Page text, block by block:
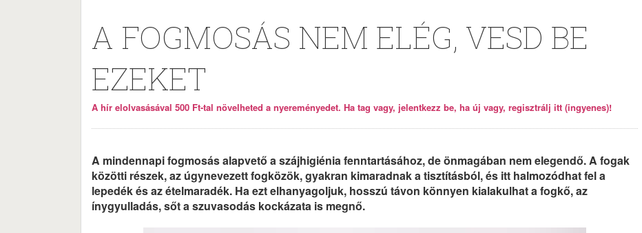
A FOGMOSÁS NEM ELÉG, VESD BE
EZEKET
A hír elolvasásával 500 Ft-tal növelheted a nyereményedet. Ha tag vagy, jelentkezz be, ha új vagy, regisztrálj itt (ingyenes)!
A mindennapi fogmosás alapvető a szájhigiénia fenntartásához, de önmagában nem elegendő. A fogak
közötti részek, az úgynevezett fogközök, gyakran kimaradnak a tisztításból, és itt halmozódhat fel a
lepedék és az ételmaradék. Ha ezt elhanyagoljuk, hosszú távon könnyen kialakulhat a fogkő, az
ínygyulladás, sőt a szuvasodás kockázata is megnő.